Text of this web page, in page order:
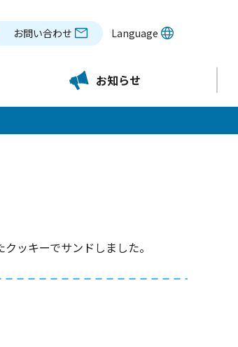
お問い合わせ Language
お知らせ
ッキーでサンドしました。